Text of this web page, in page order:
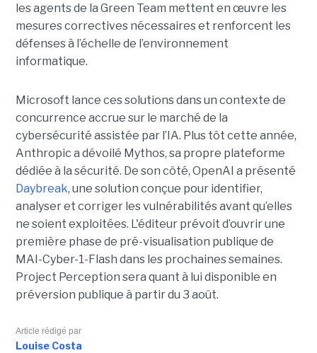
les agents de la Green Team mettent en œuvre les
mesures correctives nécessaires et renforcent les
défenses à l’échelle de l’environnement
informatique.
Microsoft lance ces solutions dans un contexte de
concurrence accrue sur le marché de la
cybersécurité assistée par l’IA. Plus tôt cette année,
Anthropic a dévoilé Mythos, sa propre plateforme
dédiée à la sécurité. De son côté, OpenAI a présenté
Daybreak, une solution conçue pour identifier,
analyser et corriger les vulnérabilités avant qu’elles
ne soient exploitées. L'éditeur prévoit d’ouvrir une
première phase de pré-visualisation publique de
MAI-Cyber-1-Flash dans les prochaines semaines.
Project Perception sera quant à lui disponible en
préversion publique à partir du 3 août.
Article rédigé par
Louise Costa